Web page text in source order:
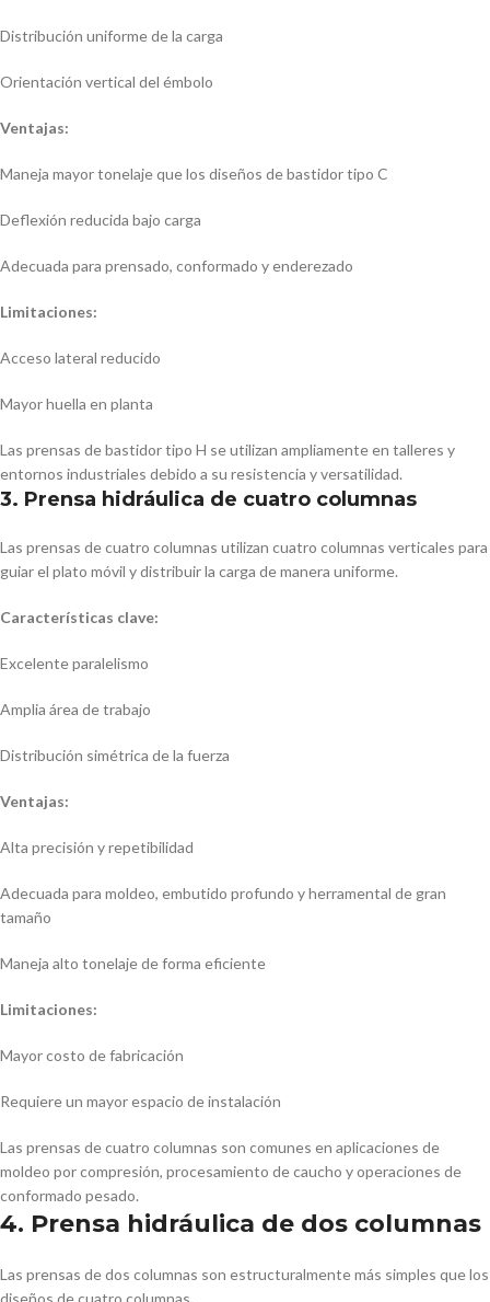
Distribución uniforme de la carga
Orientación vertical del émbolo
Ventajas:
Maneja mayor tonelaje que los diseños de bastidor tipo C
Deflexión reducida bajo carga
Adecuada para prensado, conformado y enderezado
Limitaciones:
Acceso lateral reducido
Mayor huella en planta
Las prensas de bastidor tipo H se utilizan ampliamente en talleres y
entornos industriales debido a su resistencia y versatilidad.
3. Prensa hidráulica de cuatro columnas
Las prensas de cuatro columnas utilizan cuatro columnas verticales para
guiar el plato móvil y distribuir la carga de manera uniforme.
Características clave:
Excelente paralelismo
Amplia área de trabajo
Distribución simétrica de la fuerza
Ventajas:
Alta precisión y repetibilidad
Adecuada para moldeo, embutido profundo y herramental de gran
tamaño
Maneja alto tonelaje de forma eficiente
Limitaciones:
Mayor costo de fabricación
Requiere un mayor espacio de instalación
Las prensas de cuatro columnas son comunes en aplicaciones de
moldeo por compresión, procesamiento de caucho y operaciones de
conformado pesado.
4. Prensa hidráulica de dos columnas
Las prensas de dos columnas son estructuralmente más simples que los
diseños de cuatro columnas.